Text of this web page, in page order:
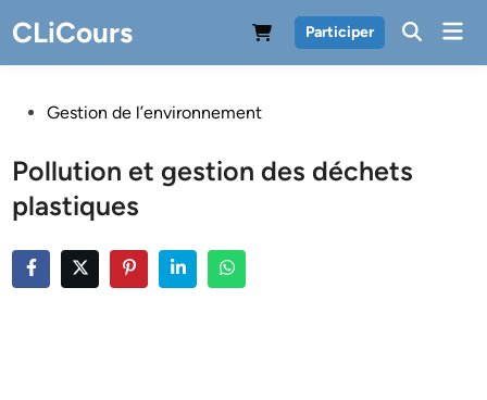
to
content
CLiCours Participer
PostedGestion de l’environnement
Pollution et gestion des déchets
plastiques